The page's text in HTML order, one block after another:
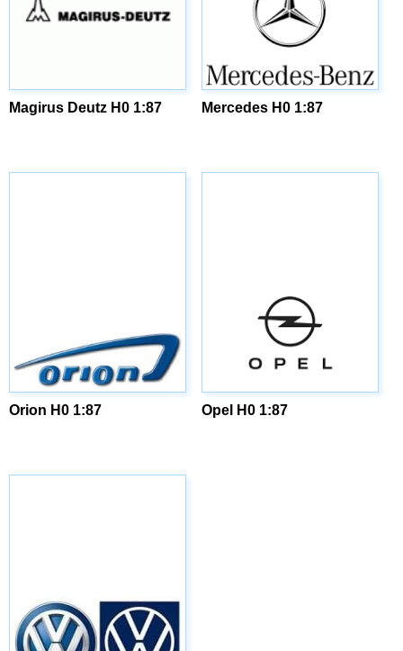
Magirus Deutz H0 1:87 Mercedes H0 1:87
Orion H0 1:87 Opel H0 1:87